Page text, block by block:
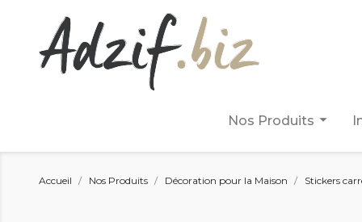
arrow_drop_down
Nos Produits
Accueil Nos Produits Décoration pour la Maison Stickers